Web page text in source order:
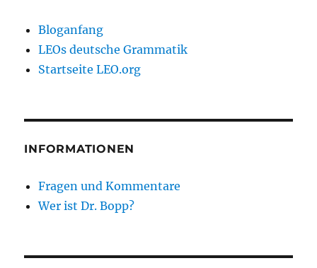
Bloganfang
LEOs deutsche Grammatik
Startseite LEO.org
INFORMATIONEN
Fragen und Kommentare
Wer ist Dr. Bopp?